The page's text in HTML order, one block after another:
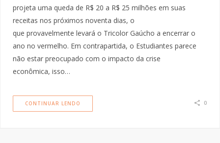
projeta uma queda de R$ 20 a R$ 25 milhões em suas
receitas nos próximos noventa dias, o
que provavelmente levará o Tricolor Gaúcho a encerrar o
ano no vermelho. Em contrapartida, o Estudiantes parece
não estar preocupado com o impacto da crise
econômica, isso…
CONTINUAR LENDO 0